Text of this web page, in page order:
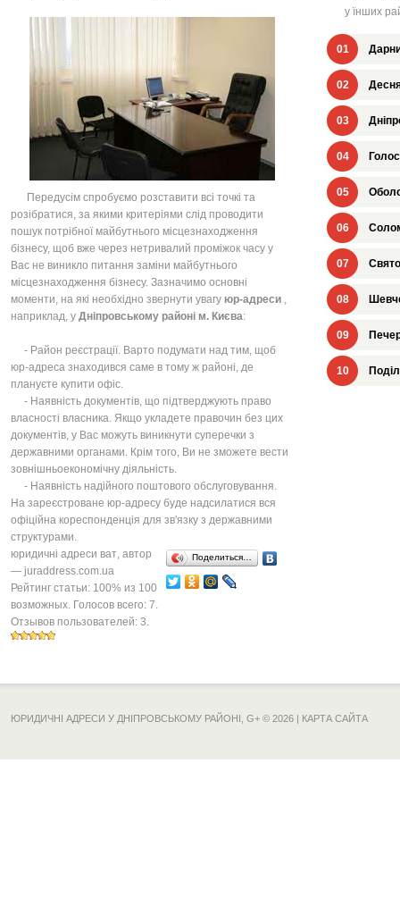
Передусім спробуємо розставити всі точкі та
розібратися, за якими критеріями слід проводити
пошук потрібної майбутнього місцезнаходження
бізнесу, щоб вже через нетривалий проміжок часу у
Вас не виникло питання заміни майбутнього
місцезнаходження бізнесу. Зазначимо основні
моменти, на які необхідно звернути увагу юр-адреси ,
наприклад, у Дніпровському районі м. Києва:
- Район реєстрації. Варто подумати над тим, щоб
юр-адреса знаходився саме в тому ж районі, де
плануєте купити офіс.
- Наявність документів, що підтверджують право
власності власника. Якщо укладете правочин без цих
документів, у Вас можуть виникнути суперечки з
державними органами. Крім того, Ви не зможете вести
зовнішньоекономічну діяльність.
- Наявність надійного поштового обслуговування.
На зареєстроване юр-адресу буде надсилатися вся
офіційна кореспонденція для зв'язку з державними
структурами.
юридичні адреси ват, автор
— juraddress.com.ua
Рейтинг статьи: 100% из 100
возможных. Голосов всего: 7.
Отзывов пользователей: 3.
Поделиться…
у їнших
01
02
03
04
05
06
07
08
09
10
ЮРИДИЧНІ АДРЕСИ У ДНІПРОВСЬКОМУ РАЙОНІ, G+ © 2026 | КАРТА САЙТА